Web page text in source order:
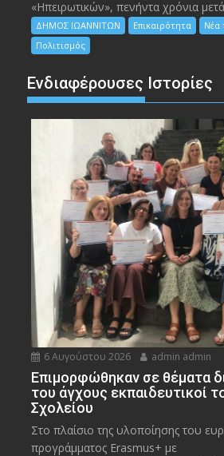
«Ηπειρωτικών», πενήντα χρόνια
ΔΗΜΟΣ ΙΩΑΝΝΙΤΩΝ Επικαιρότητα
Νέα
Πολιτισμός
Ενδιαφέρουσες Ιστορίες
6 Αυγούστου 2026 admin admin
Eπιμορφώθηκαν σε θέματα
του άγχους εκπαιδευτικοί
Σχολείου
Στο πλαίσιο της υλοποίησης του
προγράμματος Erasmus+ με